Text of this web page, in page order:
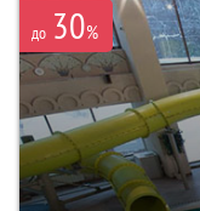
до 30%